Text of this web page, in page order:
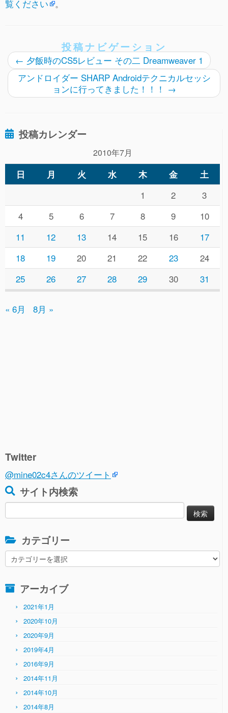
覧ください 。
投稿ナビゲーション
← 夕飯時のCS5レビュー その二 Dreamweaver 1
アンドロイダー SHARP Androidテクニカルセッシ
ョンに行ってきました！！！ →
投稿カレンダー
2010年7月
日 月 火 水 木 金 土
1 2
3
4
5 6 7 8 9
10
11
12 13 14 15 16
17
18
19 20 21 22 23
24
25
26 27 28 29 30 31
« 6月 8月 »
Twitter
@mine02c4さんのツイート
サイト内検索
索:
カテゴリー
カ
テ
リ
アーカイブ
2021年1月
2020年10月
2020年9月
2019年4月
2016年9月
2014年11月
2014年10月
2014年8月